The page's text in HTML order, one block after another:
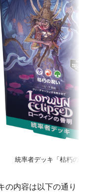
統率者デッキ「枯朽の呪
の内容は以下の通り